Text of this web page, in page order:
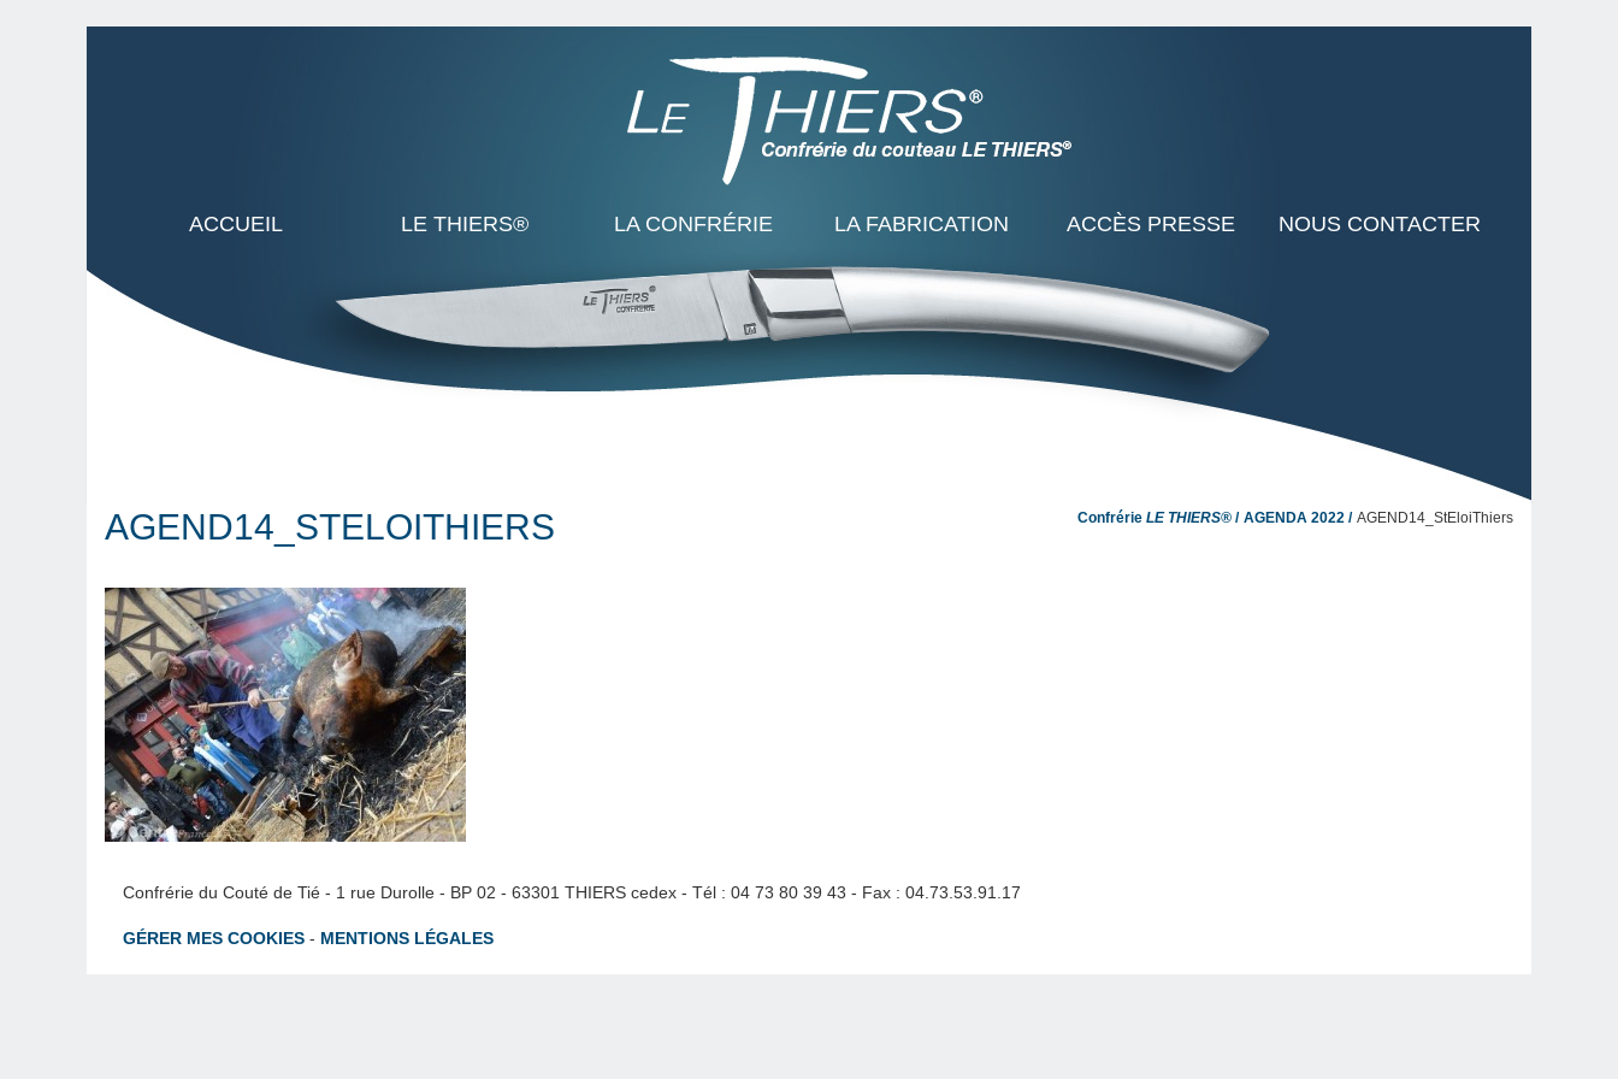
ACCUEIL LE THIERS® LA CONFRÉRIE LA FABRICATION ACCÈS PRESSE NOUS CONTACTER
AGEND14_STELOITHIERS Confrérie LE THIERS® AGENDA 2022 AGEND14_StEloiThiers
Confrérie du Couté de Tié - 1 rue Durolle - BP 02 - 63301 THIERS cedex - Tél : 04 73 80 39 43 - Fax : 04.73.53.91.17
GÉRER MES COOKIES - MENTIONS LÉGALES